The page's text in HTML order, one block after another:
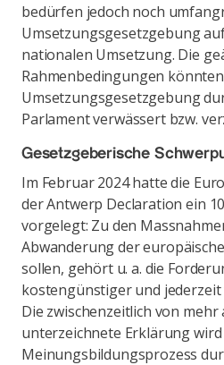
bedürfen jedoch noch
Umsetzungsgesetzgebung
nationalen Umsetzung. Die
Rahmenbedingungen
Umsetzungsgesetzgebung
Parlament verwässert bzw.
Gesetzgeberische
Im Februar 2024 hatte die
der Antwerp Declaration ein
vorgelegt: Zu den
Abwanderung der
sollen, gehört u. a. die
kostengünstiger und
Die zwischenzeitlich von
unterzeichnete Erklärung
Meinungsbildungsprozess